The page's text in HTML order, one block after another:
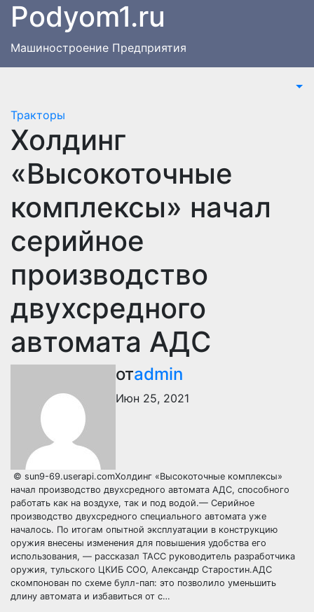
Перейти
содержимому
Podyom1.ru
Машиностроение Предприятия
Тракторы
Холдинг
«Высокоточные
комплексы» начал
серийное
производство
двухсредного
автомата АДС
отadmin
Июн 25, 2021
© sun9-69.userapi.comХолдинг «Высокоточные комплексы»
начал производство двухсредного автомата АДС, способного
работать как на воздухе, так и под водой.— Серийное
производство двухсредного специального автомата уже
началось. По итогам опытной эксплуатации в конструкцию
оружия внесены изменения для повышения удобства его
использования, — рассказал ТАСС руководитель разработчика
оружия, тульского ЦКИБ СОО, Александр Старостин.АДС
скомпонован по схеме булл-пап: это позволило уменьшить
длину автомата и избавиться от с…